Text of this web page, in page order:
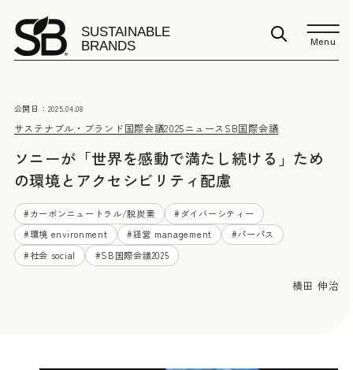
Menu
サステナブル・ブランド国際会議2025ニュースSB国際会議
公開日： 2025.04.08
ソニーが「世界を感動で満たし続ける」ため
の環境とアクセシビリティ配慮
#カーボンニュートラル/脱炭素 #ダイバーシティー
#環境 environment #経営 management #パーパス
#社会 social #SB国際会議2025
横田 伸治